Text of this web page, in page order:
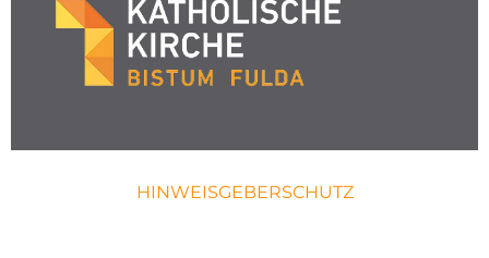
HINWEISGEBERSCHUTZ